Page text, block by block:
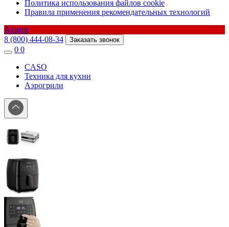
Политика использования файлов cookie
Правила применения рекомендательных технологий
Акции
8 (800) 444-08-34
Заказать звонок
0 0
CASO
Техника для кухни
Аэрогрили